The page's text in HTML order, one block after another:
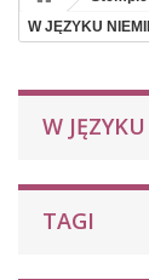
W JĘZYKU
W
TAGI